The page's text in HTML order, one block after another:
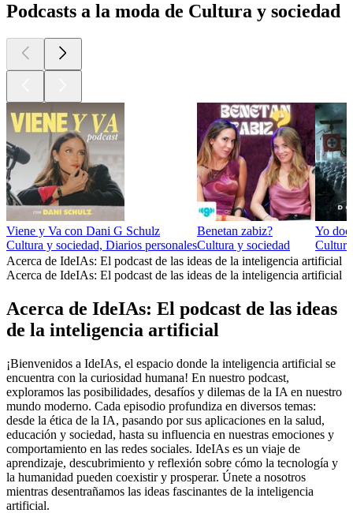
Podcasts a la moda de Cultura y sociedad
Viene y Va con Dani G Schulz
Cultura y sociedad, Diarios personales
Benetan zabiz?
Cultura y sociedad
Yo
Acerca de IdeIAs: El podcast de las ideas de la inteligencia artificial
Acerca de IdeIAs: El podcast de las ideas de la inteligencia artificial
Acerca de IdeIAs: El podcast de las ideas
de la inteligencia artificial
¡Bienvenidos a IdeIAs, el espacio donde la inteligencia artificial se
encuentra con la curiosidad humana! En nuestro podcast,
exploramos las posibilidades, desafíos y dilemas de la IA en nuestro
mundo moderno. Cada episodio profundiza en diversos temas:
desde la ética de la IA, pasando por sus aplicaciones en la salud,
educación y sociedad, hasta su influencia en nuestras emociones y
comportamiento en las redes sociales. IdeIAs es un viaje de
aprendizaje, descubrimiento y reflexión sobre cómo la tecnología y
la humanidad pueden coexistir y prosperar. Únete a nosotros
mientras desentrañamos las ideas fascinantes de la inteligencia
artificial.